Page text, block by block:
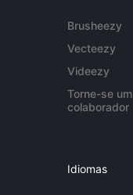
Brusheezy
Vecteezy
Videezy
Torne-se um
colaborador
Idiomas